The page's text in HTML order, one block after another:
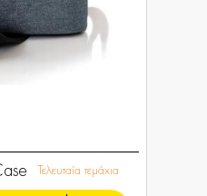
Τελευταία τεμάχια